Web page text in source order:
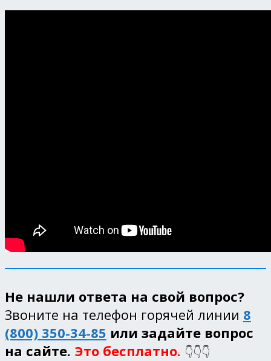
Не нашли ответа на свой вопрос?
Звоните на телефон горячей линии 8
(800) 350-34-85 или задайте вопрос
на сайте. Это бесплатно. 👇👇👇